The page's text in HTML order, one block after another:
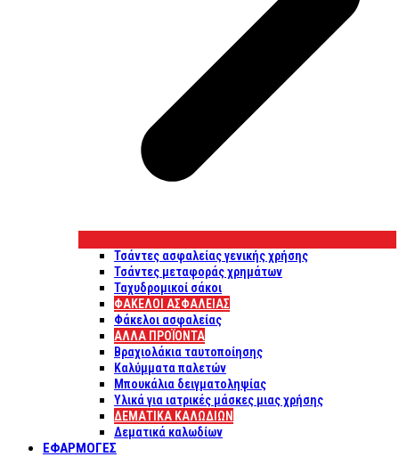
Τσάντες ασφαλείας γενικής χρήσης
Τσάντες μεταφοράς χρημάτων
Ταχυδρομικοί σάκοι
ΦΑΚΕΛΟΙ ΑΣΦΑΛΕΙΑΣ
Φάκελοι ασφαλείας
ΑΛΛΑ ΠΡΟΪΟΝΤΑ
Βραχιολάκια ταυτοποίησης
Καλύμματα παλετών
Μπουκάλια δειγματοληψίας
Υλικά για ιατρικές μάσκες μιας χρήσης
ΔΕΜΑΤΙΚΆ ΚΑΛΩΔΊΩΝ
Δεματικά καλωδίων
ΕΦΑΡΜΟΓΈΣ